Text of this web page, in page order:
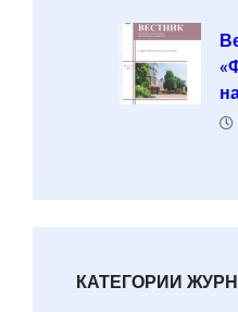
КАТЕГОРИИ